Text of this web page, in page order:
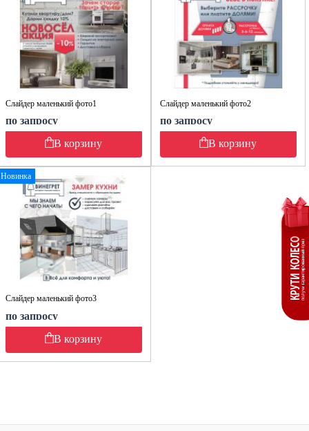
Слайдер маленький фото1
по запросу
В корзину
Слайдер маленький фото2
по запросу
В корзину
Новинка
Слайдер маленький фото3
по запросу
В корзину